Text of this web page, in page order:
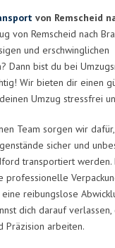
von Remscheid
von Remscheid nach
und erschwinglichen
Dann bist du bei
Wir bieten dir einen
Umzug stressfrei
Team sorgen wir
sicher und
transportiert
professionelle
reibungslose
dich darauf
Präzision arbeiten.